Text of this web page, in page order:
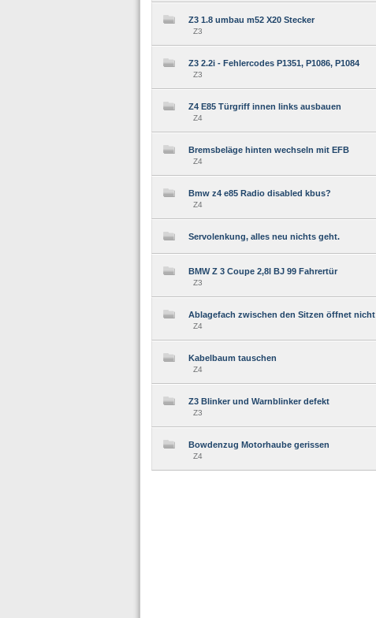
Z3 1.8 umbau m52 X20 Stecker
Z3
Z3 2.2i - Fehlercodes P1351, P1086, P1084
Z3
Z4 E85 Türgriff innen links ausbauen
Z4
Bremsbeläge hinten wechseln mit EFB
Z4
Bmw z4 e85 Radio disabled kbus?
Z4
Servolenkung, alles neu nichts geht.
BMW Z 3 Coupe 2,8l BJ 99 Fahrertür
Z3
Ablagefach zwischen den Sitzen öffnet nicht
Z4
Kabelbaum tauschen
Z4
Z3 Blinker und Warnblinker defekt
Z3
Bowdenzug Motorhaube gerissen
Z4